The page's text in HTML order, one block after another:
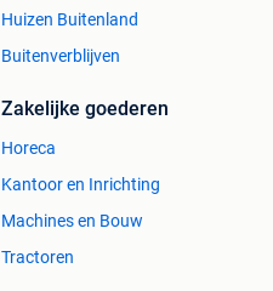
Huizen Buitenland
Buitenverblijven
Zakelijke goederen
Horeca
Kantoor en Inrichting
Machines en Bouw
Tractoren